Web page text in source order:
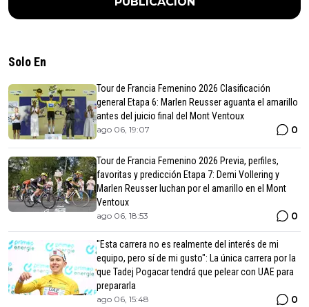
Solo En
Tour de Francia Femenino 2026 Clasificación
general Etapa 6: Marlen Reusser aguanta el amarillo
antes del juicio final del Mont Ventoux
ago 06, 19:07 0
Tour de Francia Femenino 2026 Previa, perfiles,
favoritas y predicción Etapa 7: Demi Vollering y
Marlen Reusser luchan por el amarillo en el Mont
Ventoux
ago 06, 18:53 0
"Esta carrera no es realmente del interés de mi
equipo, pero sí de mi gusto": La única carrera por la
que Tadej Pogacar tendrá que pelear con UAE para
prepararla
ago 06, 15:48 0